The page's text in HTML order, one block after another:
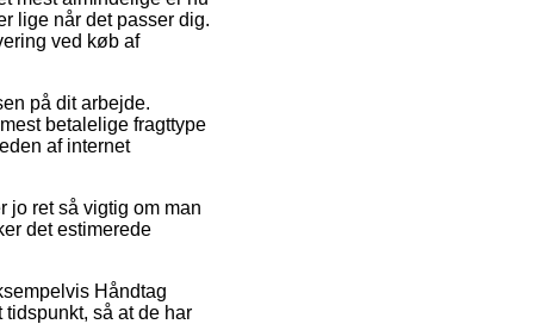
lige når det passer dig.
ved køb af
på dit arbejde.
betalelige fragttype
af internet
jo ret så vigtig om man
det estimerede
Håndtag
så at de har